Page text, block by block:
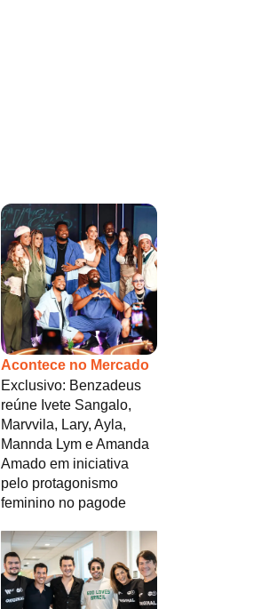
Acontece no Mercado
Exclusivo: Benzadeus
reúne Ivete Sangalo,
Marvvila, Lary, Ayla,
Mannda Lym e Amanda
Amado em iniciativa
pelo protagonismo
feminino no pagode